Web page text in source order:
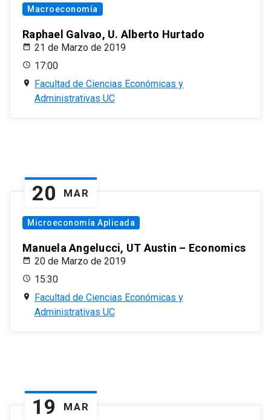
Macroeconomía
Raphael Galvao, U. Alberto Hurtado
21 de Marzo de 2019
17:00
Facultad de Ciencias Económicas y
Administrativas UC
20 MAR
Microeconomía Aplicada
Manuela Angelucci, UT Austin – Economics
20 de Marzo de 2019
15:30
Facultad de Ciencias Económicas y
Administrativas UC
19 MAR